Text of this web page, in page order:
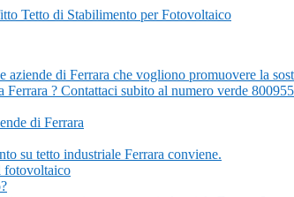
Tetto di Stabilimento per Fotovoltaico
di Ferrara che vogliono promuovere la
? Contattaci subito al numero verde
di Ferrara
su tetto industriale Ferrara conviene.
fotovoltaico